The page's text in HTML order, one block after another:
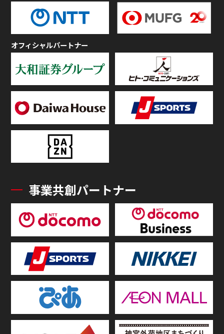
オフィシャルパートナー
事業共創パートナー